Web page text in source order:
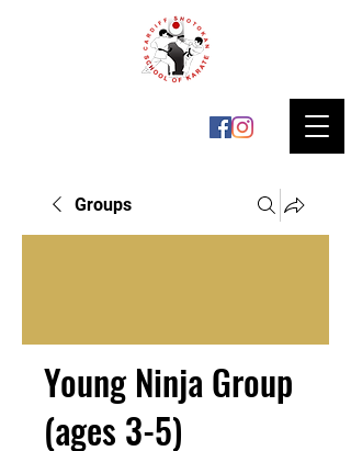
Groups
Young Ninja Group
(ages 3-5)